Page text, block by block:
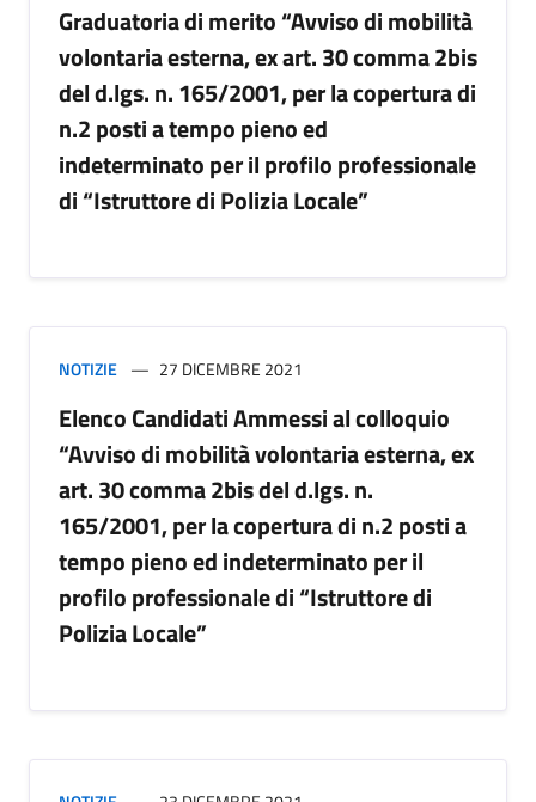
Graduatoria di merito “Avviso di mobilità
volontaria esterna, ex art. 30 comma 2bis
del d.lgs. n. 165/2001, per la copertura di
n.2 posti a tempo pieno ed
indeterminato per il profilo professionale
di “Istruttore di Polizia Locale”
NOTIZIE 27 DICEMBRE 2021
Elenco Candidati Ammessi al colloquio
“Avviso di mobilità volontaria esterna, ex
art. 30 comma 2bis del d.lgs. n.
165/2001, per la copertura di n.2 posti a
tempo pieno ed indeterminato per il
profilo professionale di “Istruttore di
Polizia Locale”